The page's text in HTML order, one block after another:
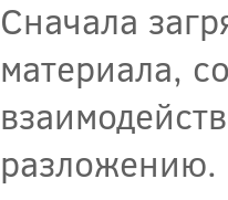
Сначала
материала,
разложению.